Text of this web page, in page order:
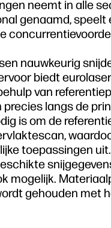
neemt in alle
genaamd,
nauwkeurig
biedt
van
langs de
is om de
toepassingen
mogelijk.
gehouden met